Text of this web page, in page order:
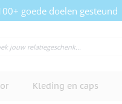
goede doelen gesteund
Kleding en caps